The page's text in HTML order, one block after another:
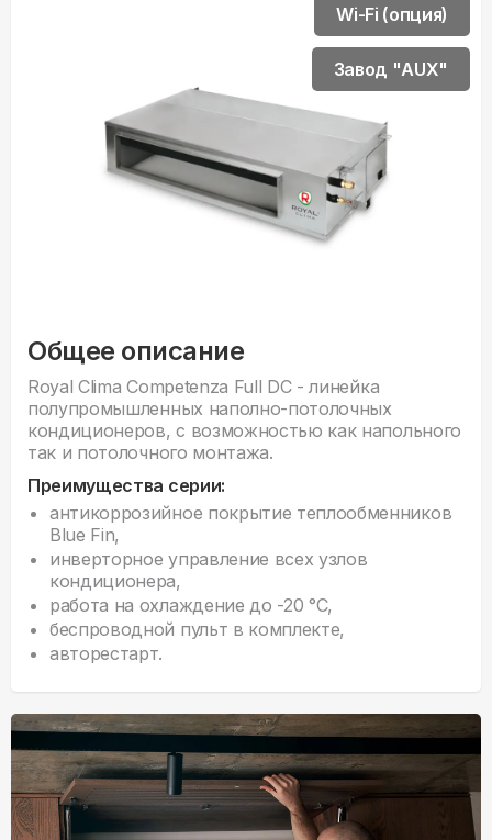
Общее описание
Royal Clima Competenza Full DC - линейка
полупромышленных наполно-потолочных
кондиционеров, с возможностью как напольного
так и потолочного монтажа.
Преимущества серии:
антикоррозийное покрытие теплообменников
Blue Fin,
инверторное управление всех узлов
кондиционера,
работа на охлаждение до -20 °С,
беспроводной пульт в комплекте,
авторестарт.
Wi-Fi (опция)
Завод "AUX"